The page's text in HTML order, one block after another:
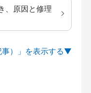
、原因と修理
）」を